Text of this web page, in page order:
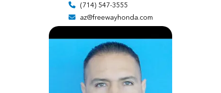
(714) 547-3555
az@freewayhonda.com